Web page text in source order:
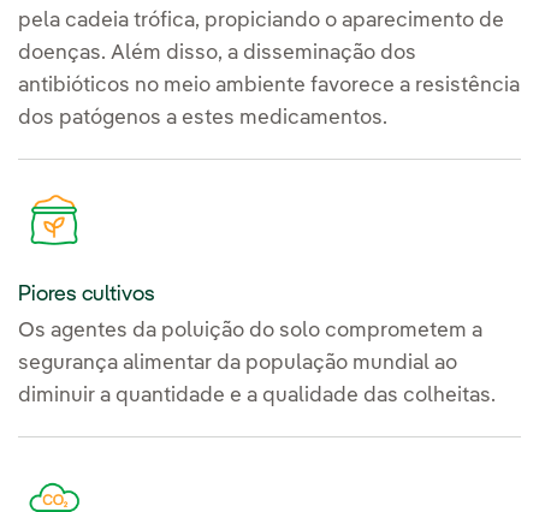
pela cadeia trófica, propiciando o aparecimento de
doenças. Além disso, a disseminação dos
antibióticos no meio ambiente favorece a resistência
dos patógenos a estes medicamentos.
Piores cultivos
Os agentes da poluição do solo comprometem a
segurança alimentar da população mundial ao
diminuir a quantidade e a qualidade das colheitas.